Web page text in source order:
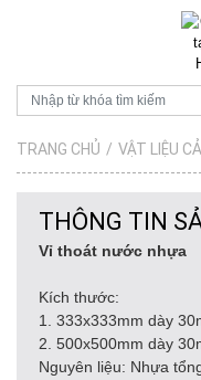
TRANG CHỦ / VẬT LIỆU
THÔNG TIN
Vỉ thoát nước nhựa
Kích thước:
1. 333x333mm dày
2. 500x500mm dày
Nguyên liệu: Nhựa